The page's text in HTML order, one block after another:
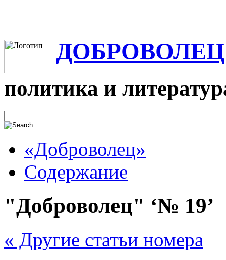
ДОБРОВОЛЕЦ
политика и
«Доброволец»
Содержание
"Доброволец" ‘№ 19’
« Другие статьи номера